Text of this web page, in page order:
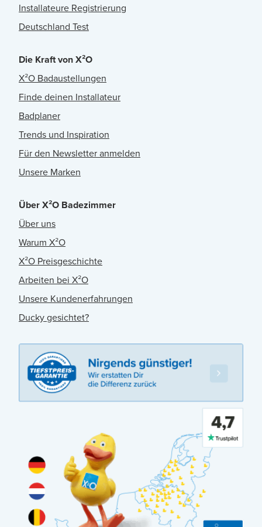
Installateure Registrierung
Deutschland Test
Die Kraft von X²O
X²O Badaustellungen
Finde deinen Installateur
Badplaner
Trends und Inspiration
Für den Newsletter anmelden
Unsere Marken
Über X²O Badezimmer
Über uns
Warum X²O
X²O Preisgeschichte
Arbeiten bei X²O
Unsere Kundenerfahrungen
Ducky gesichtet?